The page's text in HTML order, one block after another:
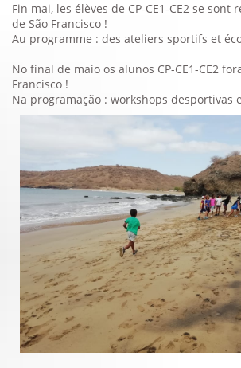
Fin mai, les élèves de CP-CE1-CE2 se sont
de São Francisco !
Au programme : des ateliers sportifs et
No final de maio os alunos CP-CE1-CE2
Francisco !
Na programação : workshops desportivas